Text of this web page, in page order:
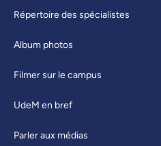
Répertoire des spécialistes
Album photos
Filmer sur le campus
UdeM en bref
Parler aux médias